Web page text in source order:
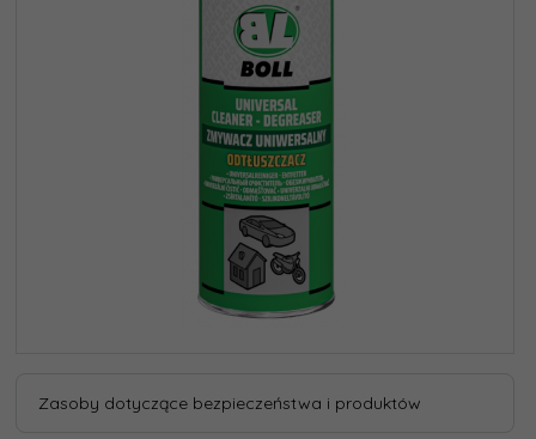
Zasoby dotyczące bezpieczeństwa i produktów